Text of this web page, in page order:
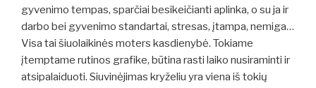
gyvenimo tempas, sparčiai besikeičianti aplinka, o su ja ir
darbo bei gyvenimo standartai, stresas, įtampa, nemiga…
Visa tai šiuolaikinės moters kasdienybė. Tokiame
įtemptame rutinos grafike, būtina rasti laiko nusiraminti ir
atsipalaiduoti. Siuvinėjimas kryželiu yra viena iš tokių